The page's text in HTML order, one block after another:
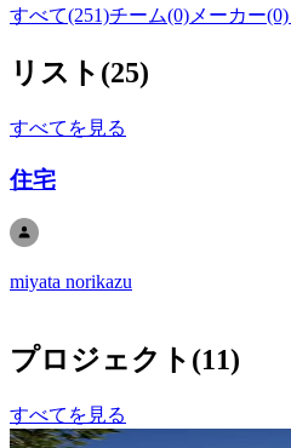
すべて(251)チーム(0) メーカー(0)
リスト (25)
すべてを見る
住宅
miyata norikazu
プロジェクト (11)
すべてを見る